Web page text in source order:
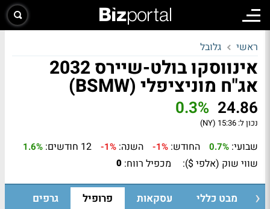
ראשי גלובל
אינווסקו בולט-שיירס 2032
אג"ח מוניציפלי (BSMW)
24.86
0.3%
נכון ל: 15:36 (NY)
שבועי: 0.7% החודש: -1% השנה: -1% 12 חודשים: 1.6%
שווי שוק (אלפי $): מכפיל רווח: 0
מבט כללי עסקאות פרופיל גרפים